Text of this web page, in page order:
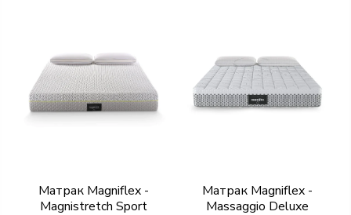
Матрак Magniflex -
Magnistretch Sport
Матрак Magniflex -
Massaggio Deluxe